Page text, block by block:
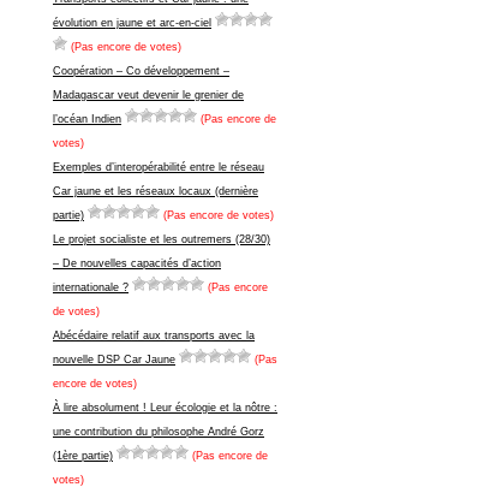
évolution en jaune et arc-en-ciel
(Pas encore de votes)
Coopération – Co développement –
Madagascar veut devenir le grenier de
l’océan Indien
(Pas encore de
votes)
Exemples d’interopérabilité entre le réseau
Car jaune et les réseaux locaux (dernière
partie)
(Pas encore de votes)
Le projet socialiste et les outremers (28/30)
– De nouvelles capacités d’action
internationale ?
(Pas encore
de votes)
Abécédaire relatif aux transports avec la
nouvelle DSP Car Jaune
(Pas
encore de votes)
À lire absolument ! Leur écologie et la nôtre :
une contribution du philosophe André Gorz
(1ère partie)
(Pas encore de
votes)